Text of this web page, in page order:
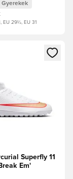
Gyerekek
EU 29½, EU 31
a tagként
modált a
Superfly 11
Em'